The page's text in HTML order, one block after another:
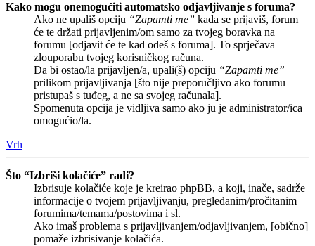
Kako mogu onemogućiti automatsko odjavljivanje s foruma?
Ako ne upališ opciju “Zapamti me” kada se prijaviš, forum
će te držati prijavljenim/om samo za tvojeg boravka na
forumu [odjavit će te kad odeš s foruma]. To sprječava
zlouporabu tvojeg korisničkog računa.
Da bi ostao/la prijavljen/a, upali(š) opciju “Zapamti me”
prilikom prijavljivanja [što nije preporučljivo ako forumu
pristupaš s tuđeg, a ne sa svojeg računala].
Spomenuta opcija je vidljiva samo ako ju je administrator/ica
omogućio/la.
Vrh
Što “Izbriši kolačiće” radi?
Izbrisuje kolačiće koje je kreirao phpBB, a koji, inače, sadrže
informacije o tvojem prijavljivanju, pregledanim/pročitanim
forumima/temama/postovima i sl.
Ako imaš problema s prijavljivanjem/odjavljivanjem, [obično]
pomaže izbrisivanje kolačića.